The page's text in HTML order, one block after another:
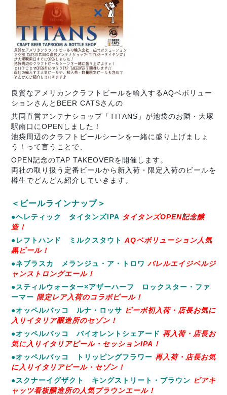
良質なアメリカンクラフトビールを輸入するAQベボリュー
ションさんとBEER CATSさんの
共同直営アンテナショップ「TITANS」が池袋のお隣・大塚
駅南口にOPENしました！
池袋周辺のクラフトビールシーンを一緒に盛り上げましょ
う！って言うことで、
OPEN記念のTAP TAKEOVERを開催します。
両社の取り扱う定番ビールから新入荷・限定入荷のビールを
樽生でどんどん紹介していきます。
＜ビールラインナップ＞
●ヘレティック タイタンズIPA タイタンズOPEN記念醸
造！
●レフトハンド ミルクスタウト AQベボリューション人気
黒ビール！
●ネブラスカ メランジュ・ア・トロワ バレルエイジベルジ
ャンストロングエール！
●スティルウォーター×アザーハーフ ロックスター・ファ
ーマー 限定レア入荷のコラボビール！
●オッペルバッコ ルナ・ロッサ ビーボ初入荷・店長お気に
入りイタリア醸造所のセゾン！
●オッペルバッコ バイオレントシェアード 再入荷・店長お
気に入りイタリアビール・セッションIPA！
●オッペルバッコ トリッピングフラワー 再入荷・店長お気
に入りイタリアビール・セゾン！
●スクナーイグザクト キングストリート・ブラウン ビアキ
ャッツ看板醸造所の人気ブラウンエール！